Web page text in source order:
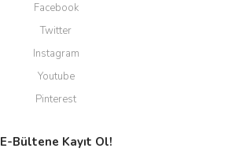
Facebook
Twitter
Instagram
Youtube
Pinterest
E-Bültene Kayıt Ol!